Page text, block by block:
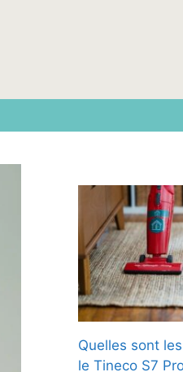
Quelles sont
le Tineco S7